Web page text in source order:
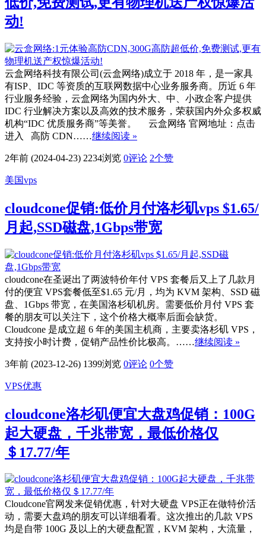
动!
云盒网络科技有限公司(云盒网络)成立于 2018 年，是一家具
有ISP、IDC 等资质的互联网数据中心业务服务商。历近 6 年
行业服务经验，云盒网络为国内外大、中、小政企客户提供
IDC 行业解决方案以及高效的技术服务，荣获国内外众多权威
机构“IDC 优质服务商”等美誉。 云盒网络 官网地址：点击
进入 高防 CDN……继续阅读 »
2年前 (2024-04-23) 2234浏览 0评论 2个赞
美国vps
cloudcone促销:低价月付洛杉矶vps $1.65/
月起,SSD磁盘,1Gbps带宽
cloudcone在圣诞出了两波特价年付 VPS 套餐后又上了几款月
付的便宜 VPS套餐低至$1.65 元/月，均为 KVM 架构、SSD 磁
盘、1Gbps 带宽，在美国洛杉矶机房。需要低价月付 VPS 套
餐的朋友可以关注下，这个价格大概率后面会缺货。
Cloudcone 是成立超 6 年的美国主机商，主要卖洛杉矶 VPS，
支持按小时计费，促销产品性价比极高。……继续阅读 »
3年前 (2023-12-26) 1399浏览 0评论 0个赞
VPS优惠
cloudcone洛杉矶便宜大盘鸡促销：100G
起大硬盘，千兆带宽，最低价格仅
＄17.77/年
Cloudcone官网发来促销优惠，针对大硬盘 VPS正在做特价活
动，需要大盘鸡的朋友可以详细看看。这次推出的几款 VPS
均是自带 100G 及以上的大硬盘配置，KVM 架构，大流量，